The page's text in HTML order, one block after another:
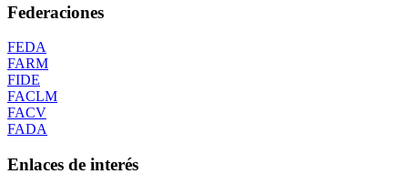
Federaciones
FEDA
FARM
FIDE
FACLM
FACV
FADA
Enlaces de interés